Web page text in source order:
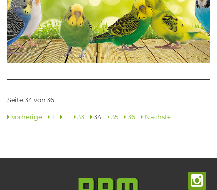
Seite 34 von 36.
Vorherige 1 … 33 34 35 36 Nächste